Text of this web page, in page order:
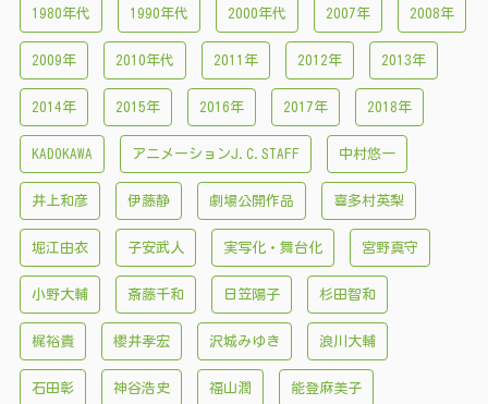
1980年代 1990年代 2000年代 2007年 2008年
2009年 2010年代 2011年 2012年 2013年
2014年 2015年 2016年 2017年 2018年
KADOKAWA アニメーションJ.C.STAFF 中村悠一
井上和彦 伊藤静 劇場公開作品 喜多村英梨
堀江由衣 子安武人 実写化・舞台化 宮野真守
小野大輔 斎藤千和 日笠陽子 杉田智和
梶裕貴 櫻井孝宏 沢城みゆき 浪川大輔
石田彰 神谷浩史 福山潤 能登麻美子